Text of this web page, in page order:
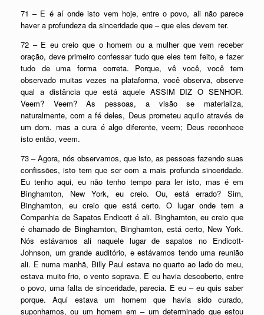
71 – E é aí onde isto vem hoje, entre o povo, ali não parece
haver a profundeza da sinceridade que – que eles devem ter.
72 – E eu creio que o homem ou a mulher que vem receber
oração, deve primeiro confessar tudo que eles tem feito, e fazer
tudo de uma forma correta. Porque, vê você, você tem
observado muitas vezes na plataforma, você observa, observe
qual a distância que está aquele ASSIM DIZ O SENHOR.
Veem? Veem? As pessoas, a visão se materializa,
naturalmente, com a fé deles, Deus prometeu aquilo através de
um dom. mas a cura é algo diferente, veem; Deus reconhece
isto então, veem.
73 – Agora, nós observamos, que isto, as pessoas fazendo suas
confissões, isto tem que ser com a mais profunda sinceridade.
Eu tenho aqui, eu não tenho tempo para ler isto, mas é em
Binghamton, New York, eu creio. Ou, está errado? Sim,
Binghamton, eu creio que está certo. O lugar onde tem a
Companhia de Sapatos Endicott é ali. Binghamton, eu creio que
é chamado de Binghamton, Binghamton, está certo, New York.
Nós estávamos ali naquele lugar de sapatos no Endicott-
Johnson, um grande auditório, e estávamos tendo uma reunião
ali. E numa manhã, Billy Paul estava no quarto ao lado do meu,
estava muito frio, o vento soprava. E eu havia descoberto, entre
o povo, uma falta de sinceridade, parecia. E eu – eu quis saber
porque. Aqui estava um homem que havia sido curado,
suponhamos, ou um homem em – um determinado que estou